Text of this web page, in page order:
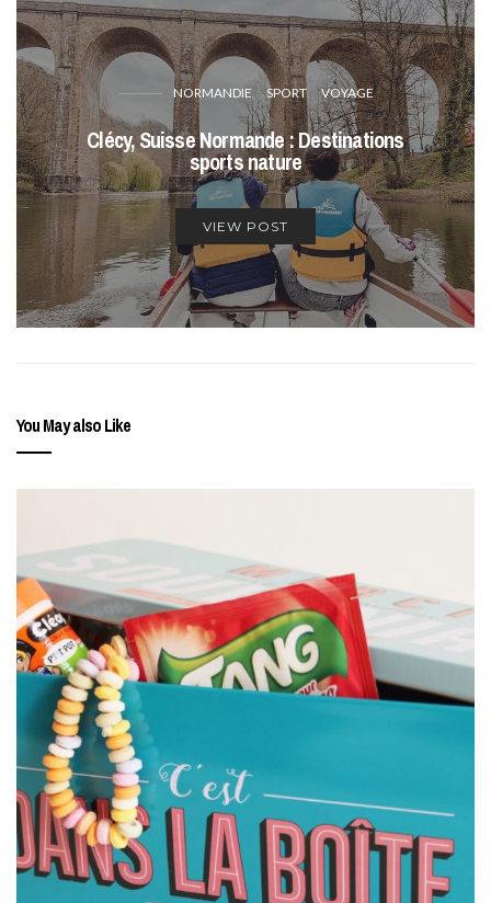
NORMANDIE SPORT VOYAGE
Clécy, Suisse Normande : Destinations
sports nature
VIEW POST
You May also Like